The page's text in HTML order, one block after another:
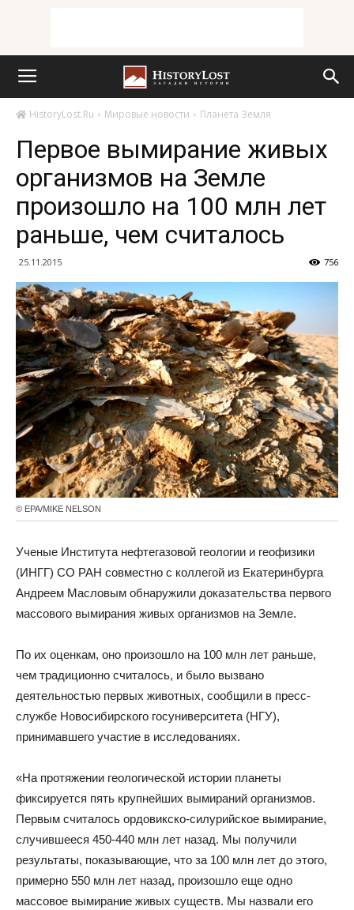
HistoryLost.Ru Мировые новости Планета Земля
Первое вымирание живых
организмов на Земле
произошло на 100 млн лет
раньше, чем считалось
25.11.2015 756
© EPA/MIKE NELSON
Ученые Института нефтегазовой геологии и геофизики
(ИНГГ) СО РАН совместно с коллегой из Екатеринбурга
Андреем Масловым обнаружили доказательства первого
массового вымирания живых организмов на Земле.
По их оценкам, оно произошло на 100 млн лет раньше,
чем традиционно считалось, и было вызвано
деятельностью первых животных, сообщили в пресс-
службе Новосибирского госуниверситета (НГУ),
принимавшего участие в исследованиях.
«На протяжении геологической истории планеты
фиксируется пять крупнейших вымираний организмов.
Первым считалось ордовикско-силурийское вымирание,
случившееся 450-440 млн лет назад. Мы получили
результаты, показывающие, что за 100 млн лет до этого,
примерно 550 млн лет назад, произошло еще одно
массовое вымирание живых существ. Мы назвали его